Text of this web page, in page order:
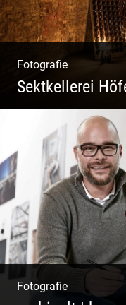
Fotografie
Sektkellerei
Sekt Perlen |
Idyllische
Fotografie